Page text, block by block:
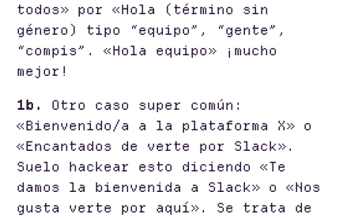
todos» por «Hola (término sin
género) tipo “equipo”, “gente”,
“compis”. «Hola equipo» ¡mucho
mejor!
1b.
Otro caso super común:
«Bienvenido/a a la plataforma X» o
«Encantados de verte por Slack».
Suelo hackear esto diciendo «Te
damos la bienvenida a Slack» o «Nos
gusta verte por aquí». Se trata de